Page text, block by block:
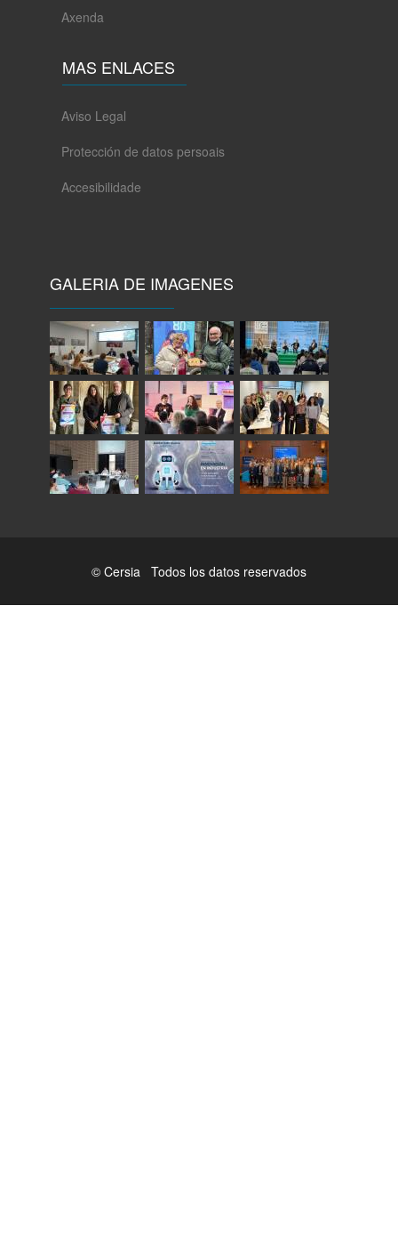
Axenda
MAS ENLACES
Aviso Legal
Protección de datos persoais
Accesibilidade
GALERIA DE IMAGENES
© Cersia Todos los datos reservados